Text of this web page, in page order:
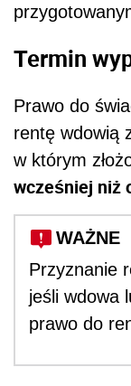
Termin
Prawo do
rentę wdowią
w którym
wcześniej niż
WAŻNE
Przyznanie
jeśli wdowa
prawo do